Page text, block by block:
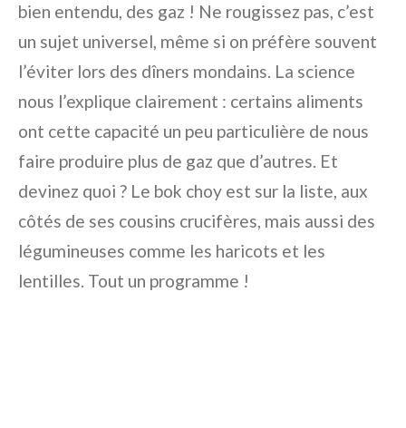
bien entendu, des gaz ! Ne rougissez pas, c’est
un sujet universel, même si on préfère souvent
l’éviter lors des dîners mondains. La science
nous l’explique clairement : certains aliments
ont cette capacité un peu particulière de nous
faire produire plus de gaz que d’autres. Et
devinez quoi ? Le bok choy est sur la liste, aux
côtés de ses cousins crucifères, mais aussi des
légumineuses comme les haricots et les
lentilles. Tout un programme !